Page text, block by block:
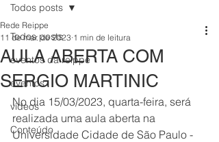
Todos posts
eventos da reippe
eventos
vídeos
Conteúdo
Todos posts
AULA ABERTA COM
SERGIO MARTINIC
Rede Reippe
11 de mar. de 2023 1 min de leitura
No dia 15/03/2023, quarta-feira, será
realizada uma aula aberta na
Universidade Cidade de São Paulo -